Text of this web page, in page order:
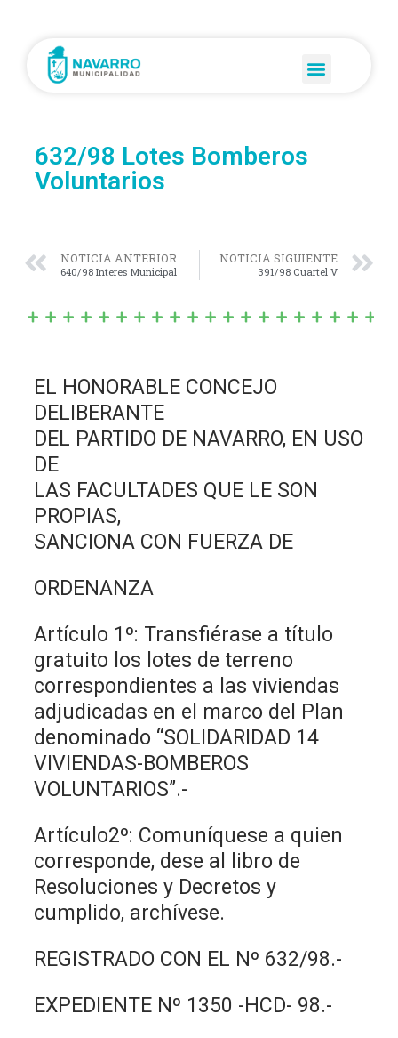
632/98 Lotes Bomberos
Voluntarios
NOTICIA ANTERIOR
640/98 Interes Municipal
NOTICIA SIGUIENTE
391/98 Cuartel V
EL HONORABLE CONCEJO
DELIBERANTE
DEL PARTIDO DE NAVARRO, EN USO
DE
LAS FACULTADES QUE LE SON
PROPIAS,
SANCIONA CON FUERZA DE
ORDENANZA
Artículo 1º: Transfiérase a título
gratuito los lotes de terreno
correspondientes a las viviendas
adjudicadas en el marco del Plan
denominado “SOLIDARIDAD 14
VIVIENDAS-BOMBEROS
VOLUNTARIOS”.-
Artículo2º: Comuníquese a quien
corresponde, dese al libro de
Resoluciones y Decretos y
cumplido, archívese.
REGISTRADO CON EL Nº 632/98.-
EXPEDIENTE Nº 1350 -HCD- 98.-